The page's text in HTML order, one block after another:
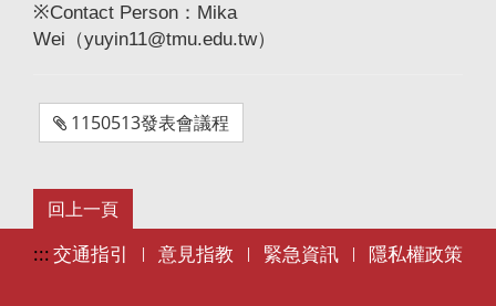
※Contact Person：Mika
Wei（yuyin11@tmu.edu.tw）
1150513發表會議程
:::交通指引 | 意見指教 | 緊急資訊 | 隱私權政策